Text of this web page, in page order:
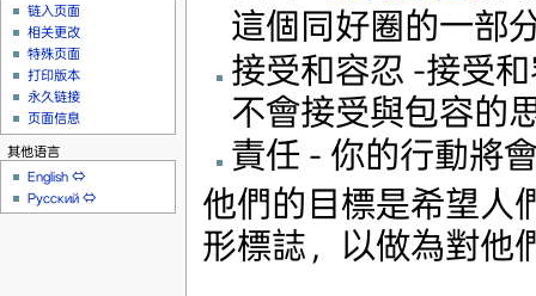
這個同好圈的一部
接受和容忍 -接受
不會接受與包容的
責任 - 你的行動將
他們的目標是希望人
形標誌，以做為對他
链入页面
相关更改
特殊页面
打印版本
永久链接
页面信息
其他语言
English ⇔
Русский ⇔